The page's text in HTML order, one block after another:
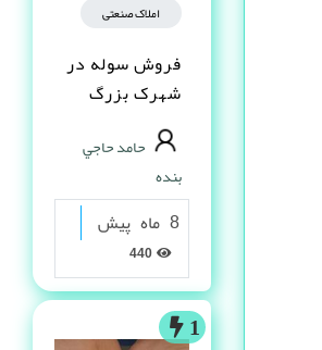
املاک صنعتی
فروش سوله در
شهرک بزرگ
اصفهان فاز یک
حامد حاجي
بنده
8 ماه پیش
1